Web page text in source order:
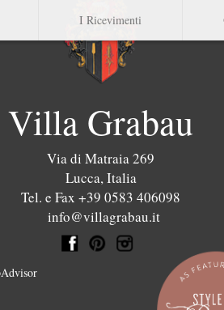
I Ricevimenti
Villa Grabau
Via di Matraia 269
Lucca, Italia
Tel. e Fax +39 0583 406098
info@villagrabau.it